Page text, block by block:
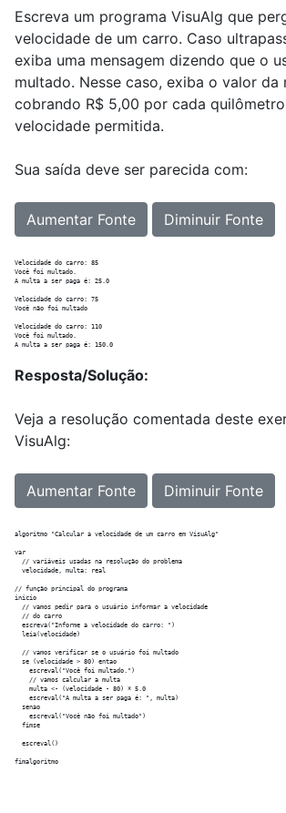
Escreva um programa VisuAlg que
velocidade de um carro. Caso
exiba uma mensagem dizendo que o
multado. Nesse caso, exiba o valor da
cobrando R$ 5,00 por cada
velocidade permitida.
Sua saída deve ser parecida com:
Aumentar Fonte Diminuir Fonte
Velocidade do carro: 85
Você foi multado.
A multa a ser paga é: 25.0
Velocidade do carro: 75
Você não foi multado
Velocidade do carro: 110
Você foi multado.
Resposta/Solução:
Veja a resolução comentada deste
VisuAlg:
Aumentar Fonte Diminuir Fonte
algoritmo "Calcular a velocidade de um carro em VisuAlg"
var
  // variáveis usadas na resolução do problema
  velocidade, multa: real
// função principal do programa
inicio
  // vamos pedir para o usuário informar a velocidade
  // do carro
  escreva("Informe a velocidade do carro: ")
  leia(velocidade)
  // vamos verificar se o usuário foi multado
  se (velocidade > 80) entao
    escreval("Você foi multado.")
    // vamos calcular a multa
    multa <- (velocidade - 80) * 5.0
    escreval("A multa a ser paga é: ", multa)
  senao
    escreval("Você não foi multado")
  fimse
  escreval()